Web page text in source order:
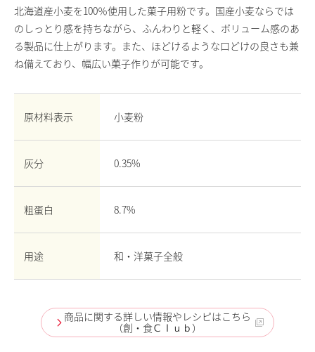
English
Chinese
北海道産小麦を100％使用した菓子用粉です。国産小麦ならでは
のしっとり感を持ちながら、ふんわりと軽く、ボリューム感のあ
る製品に仕上がります。また、ほどけるような口どけの良さも兼
ね備えており、幅広い菓子作りが可能です。
原材料表示 小麦粉
灰分 0.35%
粗蛋白 8.7%
用途 和・洋菓子全般
商品に関する詳しい情報やレシピはこちら
（創・食Ｃｌｕｂ）